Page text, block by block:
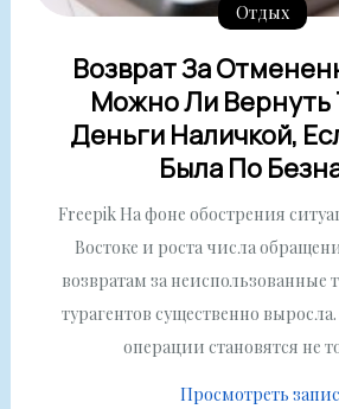
Отдых
Возврат За
Можно Ли Вернуть
Деньги Наличкой,
Была По
Freepik На фоне обострения
Востоке и роста числа
возвратам за неиспользованные
турагентов существенно
операции становятся не
Просмотреть